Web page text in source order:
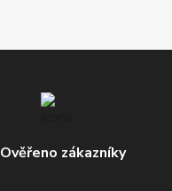
Ověřeno zákazníky